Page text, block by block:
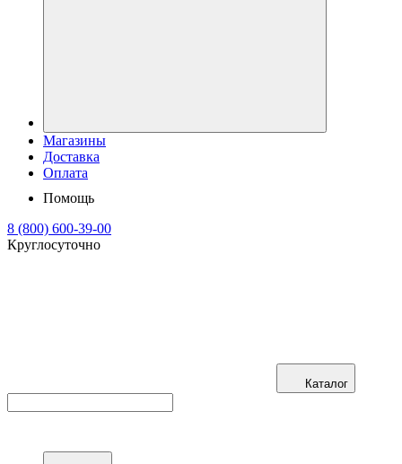
Магазины
Доставка
Оплата
Помощь
8 (800) 600-39-00
Круглосуточно
Каталог